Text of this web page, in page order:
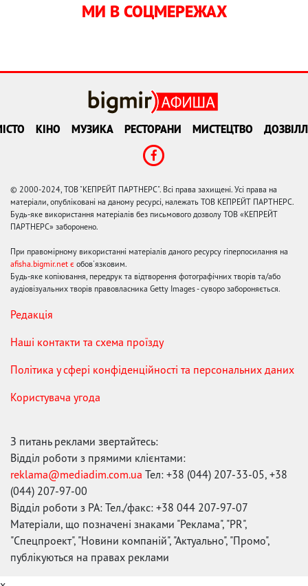
МИ В СОЦМЕРЕЖАХ
КІНО МУЗИКА РЕСТОРАНИ МИСТЕЦТВО
© 2000-2024, ТОВ "КЕПРЕЙТ ПАРТНЕРС". Всі права захищені. Усі права на
матеріали, опубліковані на даному ресурсі, належать ТОВ КЕПРЕЙТ ПАРТНЕРС.
Будь-яке використання матеріалів без письмового дозволу ТОВ «КЕПРЕЙТ
ПАРТНЕРС» заборонено.
При правомірному використанні матеріалів даного ресурсу гіперпосилання на
afisha.bigmir.net є обов'язковим.
Будь-яке копіювання, передрук та відтворення фотографічних творів та/або
аудіовізуальних творів правовласника Getty Images - суворо забороняється.
Редакція
Наші контакти та схема проїзду
Політика у сфері конфіденційності та персональних даних
Користувача угода
З питань реклами звертайтесь:
Відділ роботи з прямими клієнтами:
reklama@mediadim.com.ua Тел: +38 (044) 207-33-05, +38
(044) 207-97-00
Відділ роботи з РА: Тел./факс: +38 044 207-97-07
Матеріали, що позначені знаками "Реклама", "PR",
"Спецпроект", "Новини компаній", "Актуально", "Промо",
публікуються на правах реклами